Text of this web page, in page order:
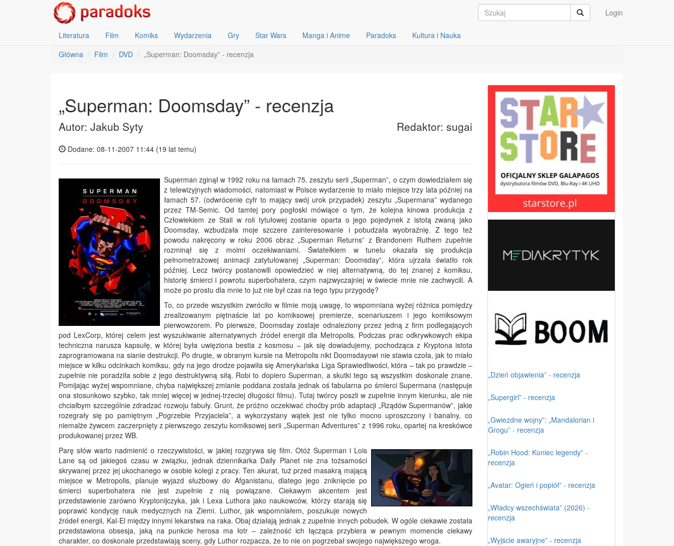
Login
Literatura Film Komiks Wydarzenia Gry Star Wars Manga i Anime Paradoks
Kultura i Nauka
Główna
Film DVD „Superman: Doomsday” - recenzja
„Superman: Doomsday” - recenzja
Autor: Jakub Syty Redaktor: sugai
Dodane: 08-11-2007 11:44 (19 lat temu)
Superman zginął w 1992 roku na łamach 75. zeszytu serii „Superman”, o czym dowiedziałem się
z telewizyjnych wiadomości, natomiast w Polsce wydarzenie to miało miejsce trzy lata później na
łamach 57. (odwrócenie cyfr to mający swój urok przypadek) zeszytu „Supermana” wydanego
przez TM-Semic. Od tamtej pory pogłoski mówiące o tym, że kolejna kinowa produkcja z
Człowiekiem ze Stali w roli tytułowej zostanie oparta o jego pojedynek z istotą zwaną jako
Doomsday, wzbudzała moje szczere zainteresowanie i pobudzała wyobraźnię. Z tego też
powodu nakręcony w roku 2006 obraz „Superman Returns” z Brandonem Ruthem zupełnie
rozminął się z moimi oczekiwaniami. Światełkiem w tunelu okazała się produkcja
pełnometrażowej animacji zatytułowanej „Superman: Doomsday”, która ujrzała światło rok
później. Lecz twórcy postanowili opowiedzieć w niej alternatywną, do tej znanej z komiksu,
historię śmierci i powrotu superbohatera, czym najzwyczajniej w świecie mnie nie zachwycili. A
może po prostu dla mnie to już nie był czas na tego typu przygodę?
To, co przede wszystkim zwróciło w filmie moją uwagę, to wspomniana wyżej różnica pomiędzy
zrealizowanym piętnaście lat po komiksowej premierze, scenariuszem i jego komiksowym
pierwowzorem. Po pierwsze, Doomsday zostaje odnaleziony przez jedną z firm podlegających
pod LexCorp, której celem jest wyszukiwanie alternatywnych źródeł energii dla Metropolis. Podczas prac odkrywkowych ekipa
techniczna narusza kapsułę, w której była uwięziona bestia z kosmosu – jak się dowiadujemy, pochodząca z Kryptona istota
zaprogramowana na sianie destrukcji. Po drugie, w obranym kursie na Metropolis nikt Doomsdayowi nie stawia czoła, jak to miało
miejsce w kilku odcinkach komiksu, gdy na jego drodze pojawiła się Amerykańska Liga Sprawiedliwości, która – tak po prawdzie –
zupełnie nie poradziła sobie z jego destruktywną siłą. Robi to dopiero Superman, a skutki tego są wszystkim doskonale znane.
Pomijając wyżej wspomniane, chyba największej zmianie poddana została jednak oś fabularna po śmierci Supermana (następuje
ona stosunkowo szybko, tak mniej więcej w jednej-trzeciej długości filmu). Tutaj twórcy poszli w zupełnie innym kierunku, ale nie
chciałbym szczególnie zdradzać rozwoju fabuły. Grunt, że próżno oczekiwać choćby prób adaptacji „Rządów Supermanów”, jakie
rozegrały się po pamiętnym „Pogrzebie Przyjaciela”, a wykorzystany wątek jest nie tylko mocno uproszczony i banalny, co
niemalże żywcem zaczerpnięty z pierwszego zeszytu komiksowej serii „Superman Adventures” z 1996 roku, opartej na kreskówce
produkowanej przez WB.
Parę słów warto nadmienić o rzeczywistości, w jakiej rozgrywa się film. Otóż Superman i Lois
Lane są od jakiegoś czasu w związku, jednak dziennikarka Daily Planet nie zna tożsamości
skrywanej przez jej ukochanego w osobie kolegi z pracy. Ten akurat, tuż przed masakrą mającą
miejsce w Metropolis, planuje wyjazd służbowy do Afganistanu, dlatego jego zniknięcie po
śmierci superbohatera nie jest zupełnie z nią powiązane. Ciekawym akcentem jest
przedstawienie zarówno Kryptonijczyka, jak i Lexa Luthora jako naukowców, którzy starają się
poprawić kondycję nauk medycznych na Ziemi. Luthor, jak wspomniałem, poszukuje nowych
źródeł energii, Kal-El między innymi lekarstwa na raka. Obaj działają jednak z zupełnie innych pobudek. W ogóle ciekawie została
przedstawiona obsesja, jaką na punkcie herosa ma łotr – zależność ich łącząca przybiera w pewnym momencie ciekawy
charakter, co doskonale przedstawiają sceny, gdy Luthor rozpacza, że to nie on pogrzebał swojego największego wroga.
„Dzień objawienia” - recenzja
„Supergirl” - recenzja
„Gwiezdne wojny”: „Mandalorian i
Grogu” - recenzja
„Robin Hood: Koniec legendy” -
recenzja
„Avatar: Ogień i popiół” - recenzja
„Władcy wszechświata” (2026) -
recenzja
„Wyjście awaryjne” - recenzja